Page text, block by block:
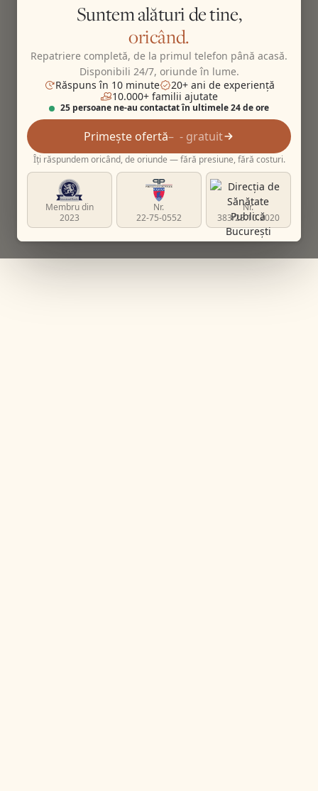
Suntem alături de tine,
oricând.
Repatriere completă, de la primul telefon până acasă.
Disponibili 24/7, oriunde în lume.
Răspuns în 10 minute
20+ ani de experiență
10.000+ familii ajutate
25 persoane ne-au contactat în ultimele 24 de ore
Primește ofertă - gratuit
Îți răspundem oricând, de oriunde — fără presiune, fără costuri.
Membru din
2023
Nr.
22-75-0552
Nr.
383/23.10.2020